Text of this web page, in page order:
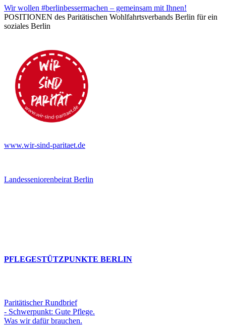
Wir wollen #berlinbessermachen – gemeinsam mit Ihnen!
POSITIONEN des Paritätischen Wohlfahrtsverbands Berlin für ein
soziales Berlin
www.wir-sind-paritaet.de
Landesseniorenbeirat Berlin
PFLEGESTÜTZPUNKTE BERLIN
Paritätischer Rundbrief
- Schwerpunkt: Gute Pflege.
Was wir dafür brauchen.